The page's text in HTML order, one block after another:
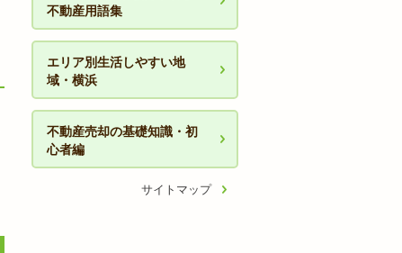
不動産用語集
エリア別生活しやすい地
域・横浜
不動産売却の基礎知識・初
心者編
サイトマップ